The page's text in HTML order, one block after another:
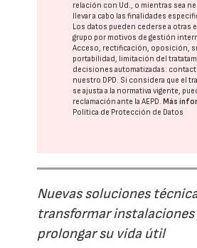
relación con Ud., o mientras sea
llevar a cabo las finalidades
Los datos pueden cederse a otras
grupo por motivos de gestión
Acceso, rectificación, oposición,
portabilidad, limitación del
decisiones automatizadas:
nuestro DPD. Si considera que el
se ajusta a la normativa vigente,
reclamación ante laAEPD.Más
Política de Protección de Datos
Nuevas soluciones
transformar
prolongar su vida útil